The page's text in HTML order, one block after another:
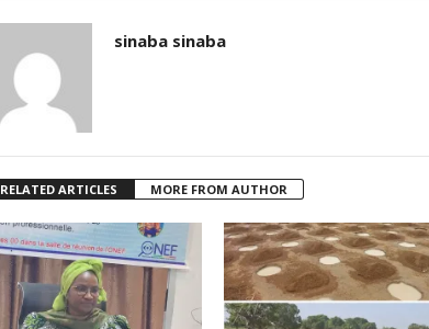
sinaba sinaba
RELATED ARTICLES MORE FROM AUTHOR